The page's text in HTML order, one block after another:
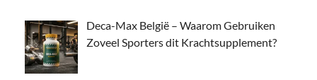
Deca-Max België – Waarom Gebruiken
Zoveel Sporters dit Krachtsupplement?